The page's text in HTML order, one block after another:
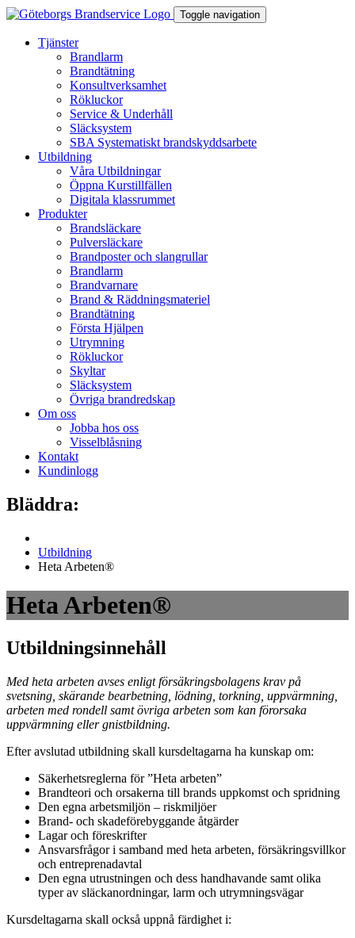
Toggle navigation
Tjänster
Brandlarm
Brandtätning
Konsultverksamhet
Rökluckor
Service & Underhåll
Släcksystem
SBA Systematiskt brandskyddsarbete
Utbildning
Våra Utbildningar
Öppna Kurstillfällen
Digitala klassrummet
Produkter
Brandsläckare
Pulversläckare
Brandposter och slangrullar
Brandlarm
Brandvarnare
Brand & Räddningsmateriel
Brandtätning
Första Hjälpen
Utrymning
Rökluckor
Skyltar
Släcksystem
Övriga brandredskap
Om oss
Jobba hos oss
Visselblåsning
Kontakt
Kundinlogg
Bläddra:
Utbildning
Heta Arbeten®
Heta Arbeten®
Utbildningsinnehåll
Med heta arbeten avses enligt försäkringsbolagens krav på
svetsning, skärande bearbetning, lödning, torkning, uppvärmning,
arbeten med rondell samt övriga arbeten som kan förorsaka
uppvärmning eller gnistbildning.
Efter avslutad utbildning skall kursdeltagarna ha kunskap om:
Säkerhetsreglerna för ”Heta arbeten”
Brandteori och orsakerna till brands uppkomst och spridning
Den egna arbetsmiljön – riskmiljöer
Brand- och skadeförebyggande åtgärder
Lagar och föreskrifter
Ansvarsfrågor i samband med heta arbeten, försäkringsvillkor
och entreprenadavtal
Den egna utrustningen och dess handhavande samt olika
typer av släckanordningar, larm och utrymningsvägar
Kursdeltagarna skall också uppnå färdighet i: